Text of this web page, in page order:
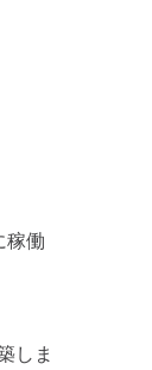
稼働
しま